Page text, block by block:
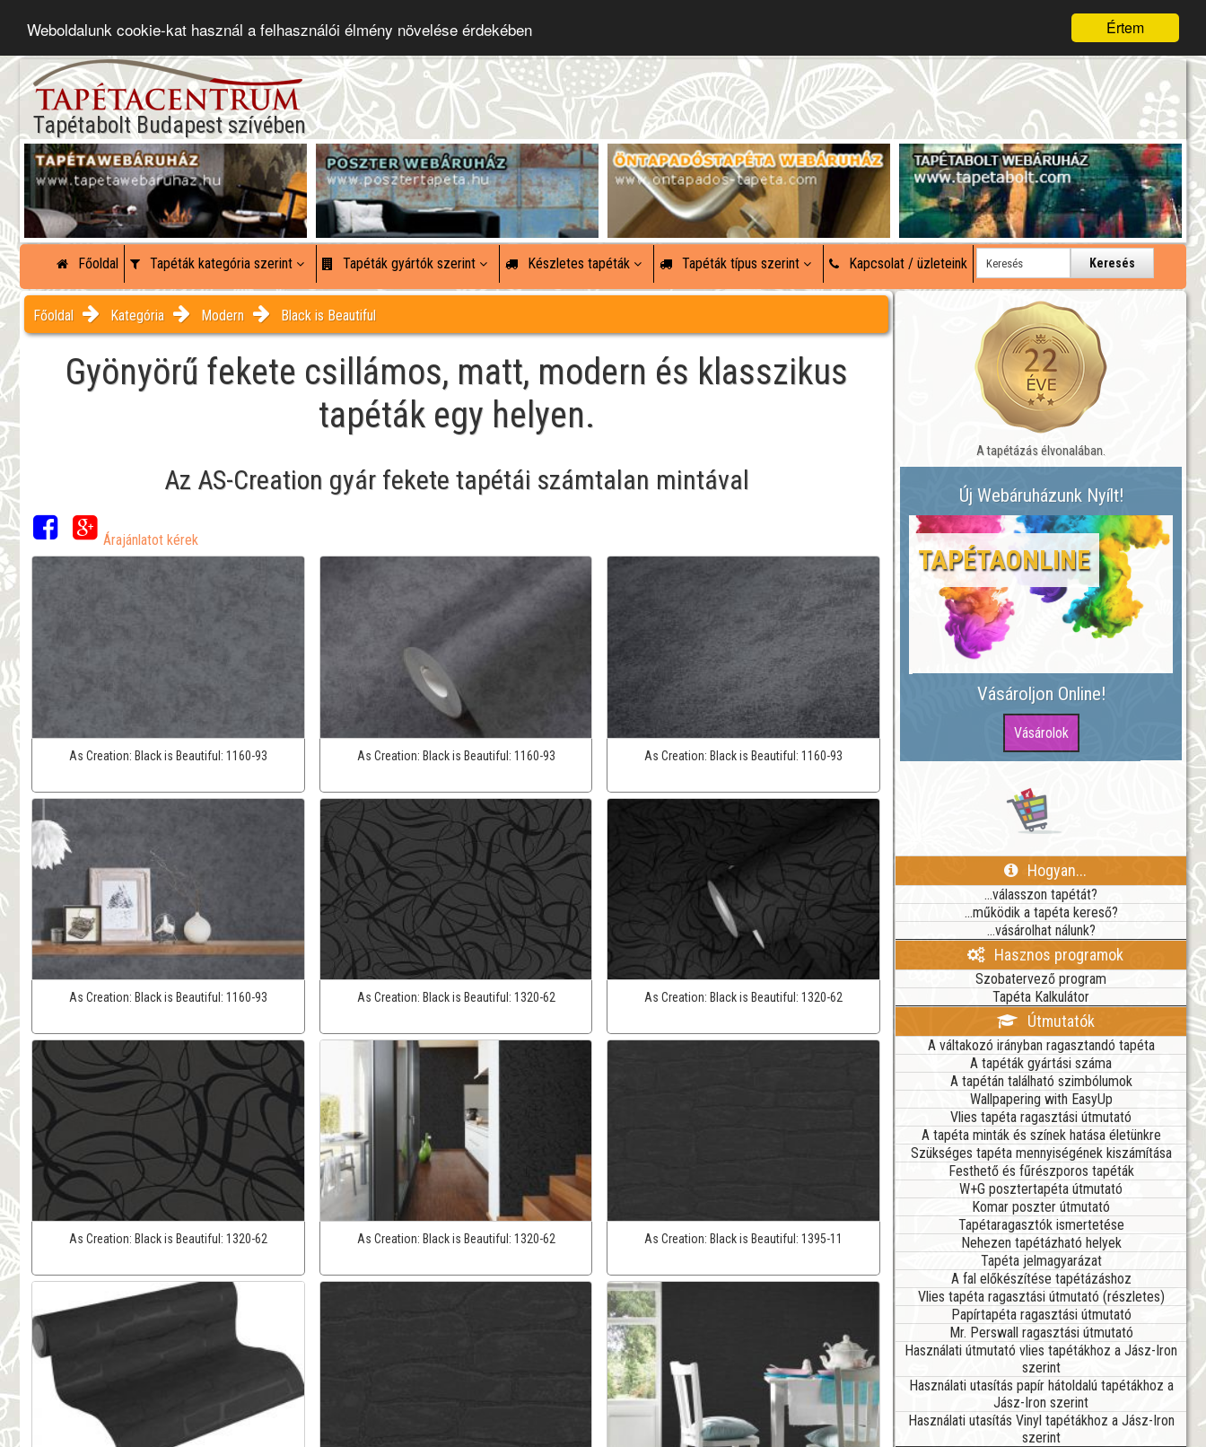
Értem
Weboldalunk cookie-kat használ a felhasználói élmény növelése érdekében
Tapétabolt Budapest szívében
Főoldal Tapéták kategória szerint Tapéták gyártók szerint Készletes tapéták Tapéták típus szerint Kapcsolat / üzleteink Keresés
Főoldal Kategória Modern Black is Beautiful
Gyönyörű fekete csillámos, matt, modern és klasszikus
tapéták egy helyen.
Az AS-Creation gyár fekete tapétái számtalan mintával
Árajánlatot kérek
As Creation: Black is Beautiful: 1160-93 As Creation: Black is Beautiful: 1160-93 As Creation:Black is Beautiful:1160-93
As Creation: Black is Beautiful: 1160-93 As Creation: Black is Beautiful: 1320-62 As Creation: Black is Beautiful:1320-62
As Creation: Black is Beautiful: 1320-62 As Creation: Black is Beautiful: 1320-62 As Creation: Black is Beautiful:1395-11
A tapétázás élvonalában.
Új Webáruházunk Nyílt!
TAPÉTAONLINE
Vásároljon Online!
Hogyan...
...válasszon tapétát?
...működik a tapéta kereső?
...vásárolhat nálunk?
Hasznos programok
Szobatervező program
Tapéta Kalkulátor
Útmutatók
A váltakozó irányban ragasztandó tapéta
A tapéták gyártási száma
A tapétán található szimbólumok
Wallpapering with EasyUp
Vlies tapéta ragasztási útmutató
A tapéta minták és színek hatása életünkre
Szükséges tapéta mennyiségének kiszámítása
Festhető és fűrészporos tapéták
W+G posztertapéta útmutató
Komar poszter útmutató
Tapétaragasztók ismertetése
Nehezen tapétázható helyek
Tapéta jelmagyarázat
A fal előkészítése tapétázáshoz
Vlies tapéta ragasztási útmutató (részletes)
Papírtapéta ragasztási útmutató
Mr. Perswall ragasztási útmutató
Használati útmutató vlies tapétákhoz a Jász-Iron
szerint
Használati utasítás papír hátoldalú tapétákhoz a
Jász-Iron szerint
Használati utasítás Vinyl tapétákhoz a Jász-Iron
szerint